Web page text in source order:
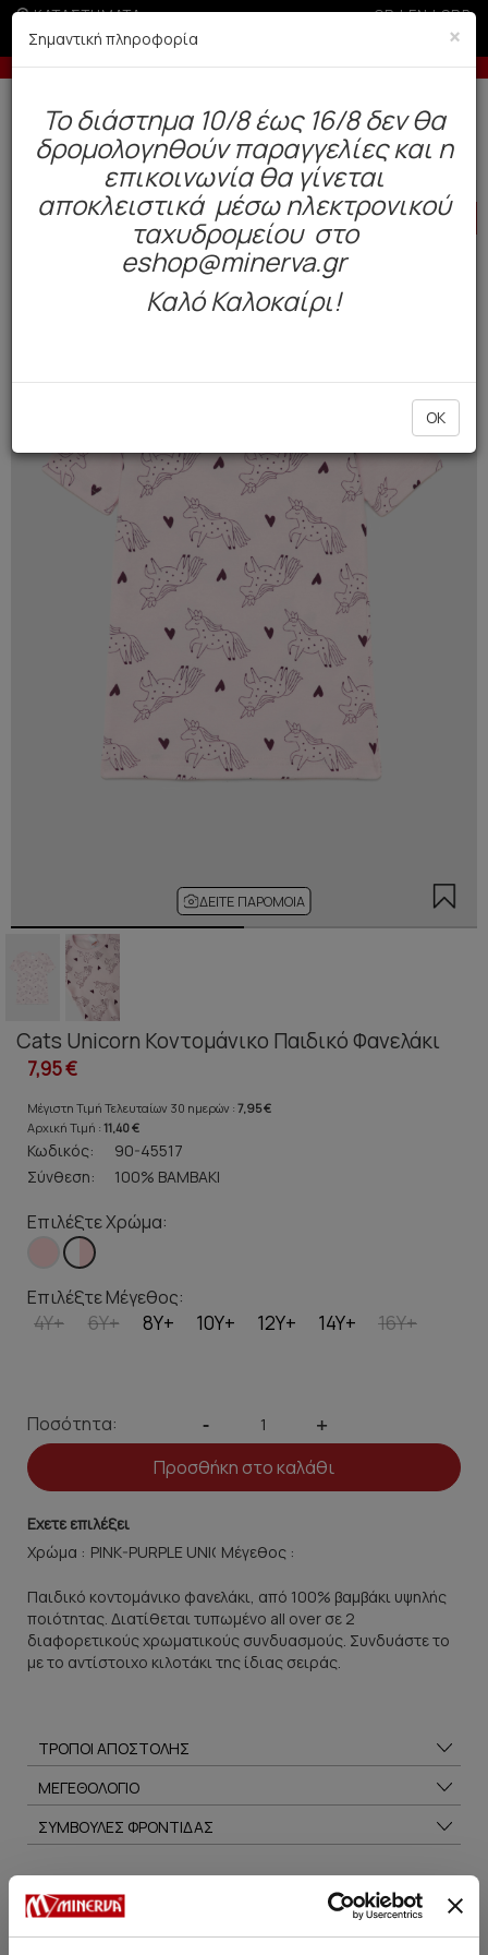
ΚΑΤΑΣΤΗΜΑΤΑ GR|EN|SRB
-5% σε παραγγελίες άνω των 200€ σε περίοδο εκπτώσεων
Δωρεάν αποστολή άνω των 49€. Παράδοση σε 3-5 εργάσιμες.
Παιδί Κορίτσι Φανελάκια
HOT
ΔΕΊΤΕ ΠΑΡΌΜΟΙΑ
Cats Unicorn Κοντομάνικο Παιδικό Φανελάκι
7,95 €
Μέγιστη Τιμή Τελευταίων 30 ημερών : 7,95 €
Αρχική Τιμή : 11,40 €
Κωδικός:
90-45517
Σύνθεση:
100% ΒΑΜΒΑΚΙ
Επιλέξτε Χρώμα:
Επιλέξτε Μέγεθος:
4Y+ 6Y+ 8Y+ 10Y+ 12Y+ 14Y+ 16Y+
Ποσότητα: - +
Προσθήκη στο καλάθι
Εχετε επιλέξει
Χρώμα :
Μέγεθος :
Παιδικό κοντομάνικο φανελάκι, από 100% βαμβάκι υψηλής
ποιότητας. Διατίθεται τυπωμένο all over σε 2
διαφορετικούς χρωματικούς συνδυασμούς. Συνδυάστε το
με το αντίστοιχο κιλοτάκι της ίδιας σειράς.
ΤΡΟΠΟΙ ΑΠΟΣΤΟΛΗΣ
ΜΕΓΕΘΟΛΟΓΙΟ
ΣΥΜΒΟΥΛΕΣ ΦΡΟΝΤΙΔΑΣ
×
Σημαντική πληροφορία
To διάστημα 10/8 έως 16/8 δεν θα
δρομολογηθούν παραγγελίες και η
επικοινωνία θα γίνεται
αποκλειστικά μέσω ηλεκτρονικού
ταχυδρομείου στο
eshop@minerva.gr
Καλό Καλοκαίρι!
OK